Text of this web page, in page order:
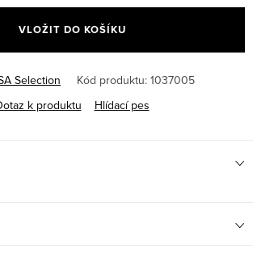
VLOŽIT DO KOŠÍKU
Selection Kód produktu: 1037005
k produktu
Hlídací pes